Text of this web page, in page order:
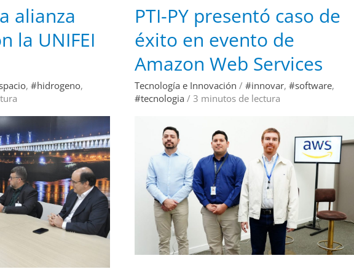
alianza
la UNIFEI
, #hidrogeno,
PTI-PY presentó caso de
éxito en evento de
Amazon Web Services
Tecnología e Innovación / #innovar, #software,
#tecnologia / 3 minutos de lectura
PTI-
PY
presentó
caso
de
en
evento
de
Amazon
Web
Services